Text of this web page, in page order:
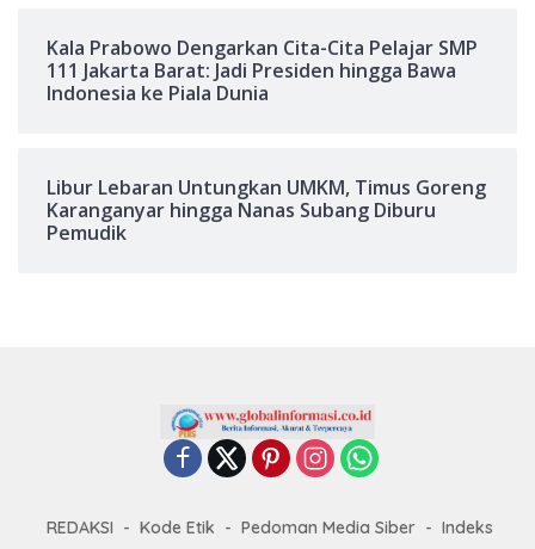
Kala Prabowo Dengarkan Cita-Cita Pelajar SMP
111 Jakarta Barat: Jadi Presiden hingga Bawa
Indonesia ke Piala Dunia
Libur Lebaran Untungkan UMKM, Timus Goreng
Karanganyar hingga Nanas Subang Diburu
Pemudik
REDAKSI Kode Etik Pedoman Media Siber Indeks